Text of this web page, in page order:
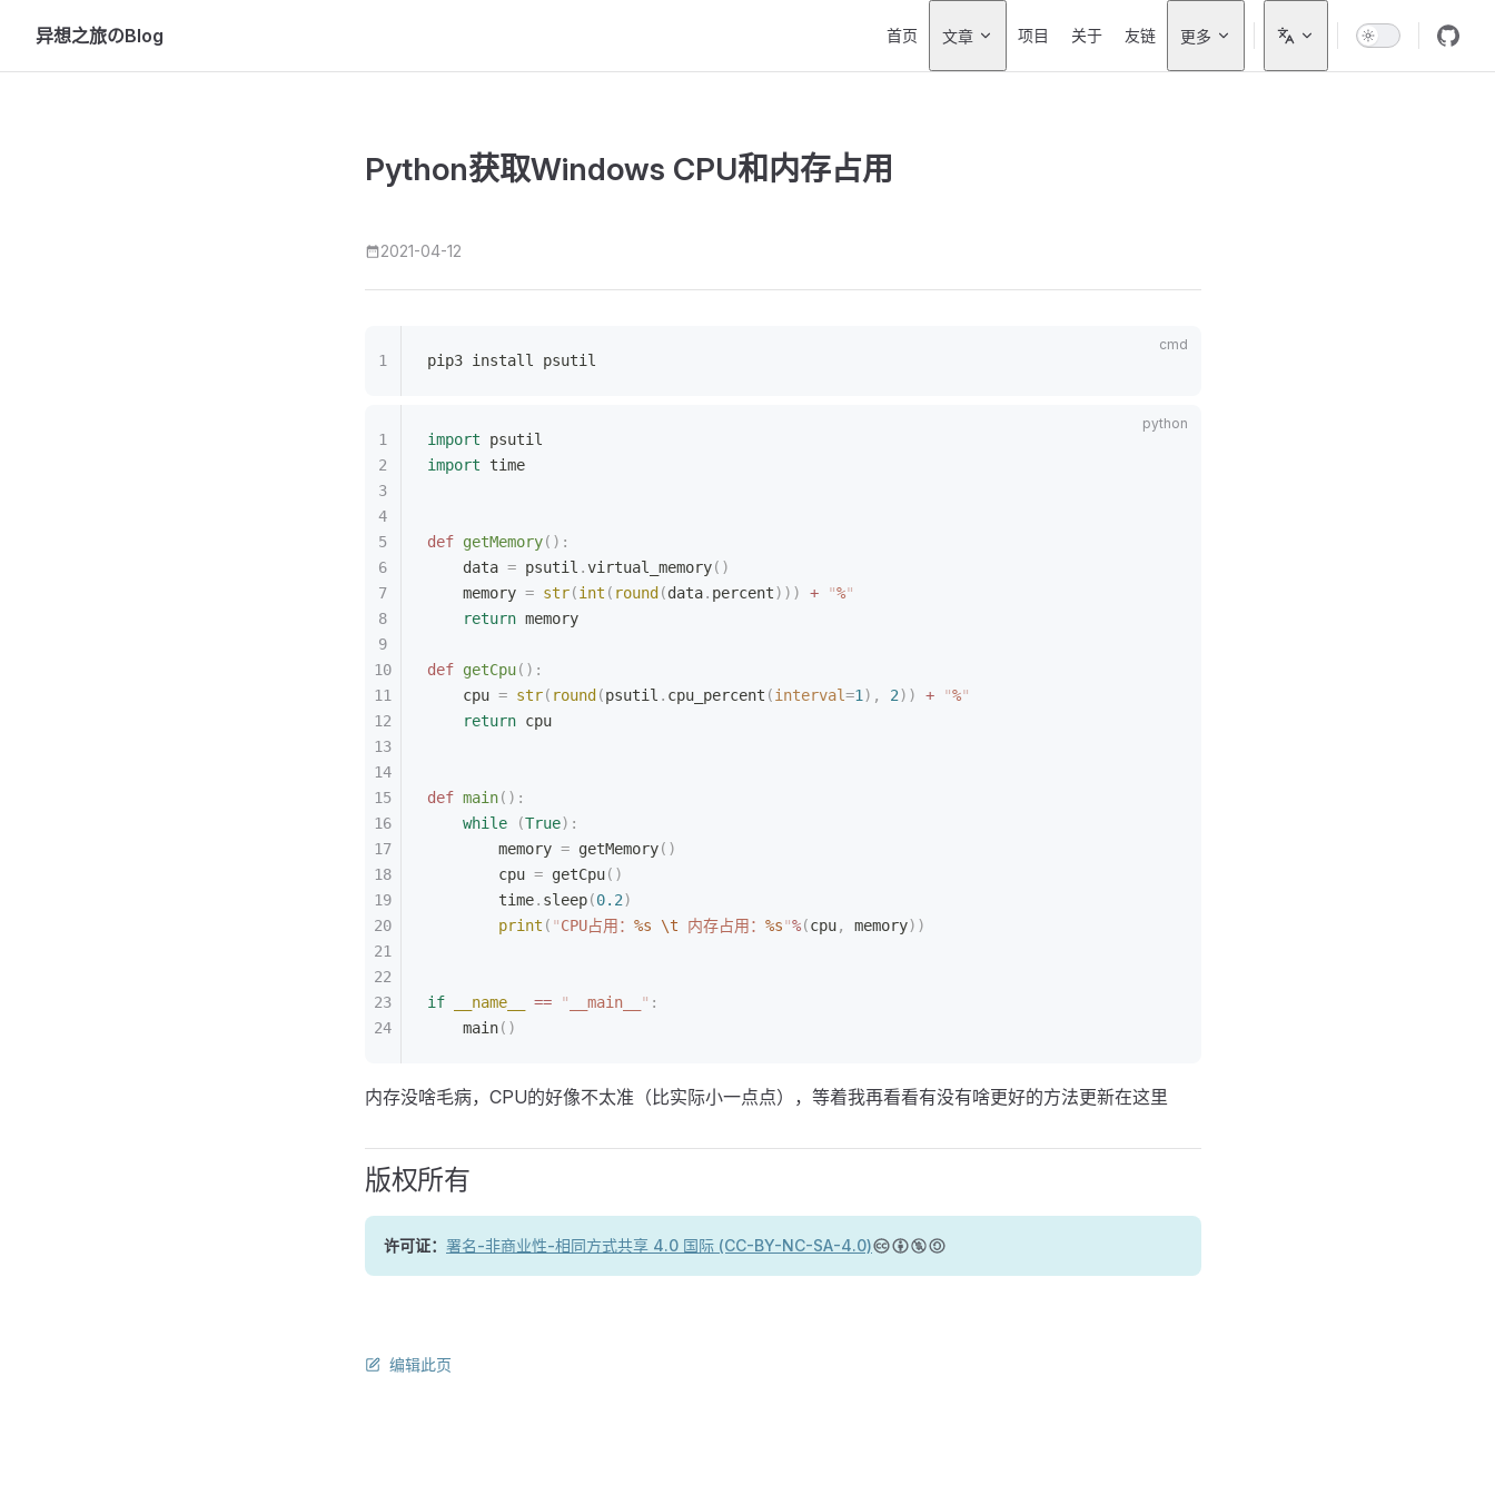
Skip to content
异想之旅のBlog 首页 文章 项目 关于 友链 更多
Python获取Windows CPU和内存占用
2021-04-12
pip3 install psutil
import psutil
import time
def getMemory():
    data
= psutil .virtual_memory()
    memory
= str(int ( round (data. percent))) + "%"
    return
memory
def getCpu():
    cpu
= str( round (psutil . cpu_percent (interval=1 ), 2)) + "%"
    return
cpu
def main():
    while
(True):
        memory
= getMemory()
        cpu
= getCpu()
        time
. sleep(0.2)
        print
( "CPU占用： %s \t 内存占用： %s"%(cpu, memory))
if __name__ == " __main__ " :
    main
()
内存没啥毛病，CPU的好像不太准（比实际小一点点），等着我再看看有没有啥更好的方法更新在这里
版权所有
许可证： 署名-非商业性-相同方式共享 4.0 国际 (CC-BY-NC-SA-4.0)
编辑此页